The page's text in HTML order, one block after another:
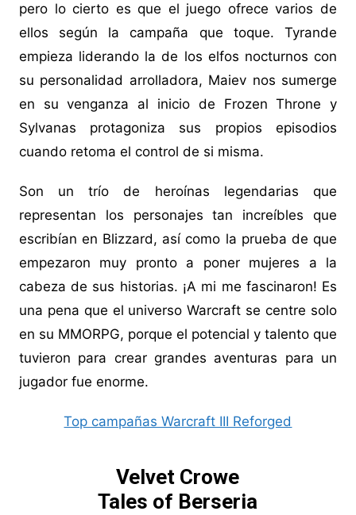
pero lo cierto es que el juego ofrece varios de
ellos según la campaña que toque. Tyrande
empieza liderando la de los elfos nocturnos con
su personalidad arrolladora, Maiev nos sumerge
en su venganza al inicio de Frozen Throne y
Sylvanas protagoniza sus propios episodios
cuando retoma el control de si misma.
Son un trío de heroínas legendarias que
representan los personajes tan increíbles que
escribían en Blizzard, así como la prueba de que
empezaron muy pronto a poner mujeres a la
cabeza de sus historias. ¡A mi me fascinaron! Es
una pena que el universo Warcraft se centre solo
en su MMORPG, porque el potencial y talento que
tuvieron para crear grandes aventuras para un
jugador fue enorme.
Top campañas Warcraft III Reforged
Velvet Crowe
Tales of Berseria